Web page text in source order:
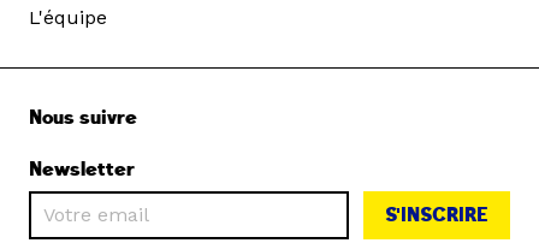
L'équipe
Nous suivre
Newsletter
S'INSCRIRE